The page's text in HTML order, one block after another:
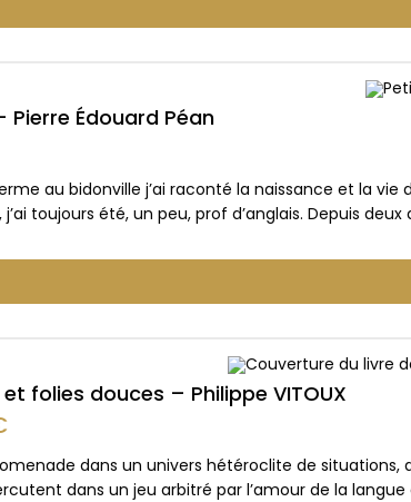
Édouard Péan
au bidonville j’ai raconté la naissance et la
toujours été, un peu, prof d’anglais. Depuis deux
folies douces – Philippe VITOUX
dans un univers hétéroclite de situations,
dans un jeu arbitré par l’amour de la